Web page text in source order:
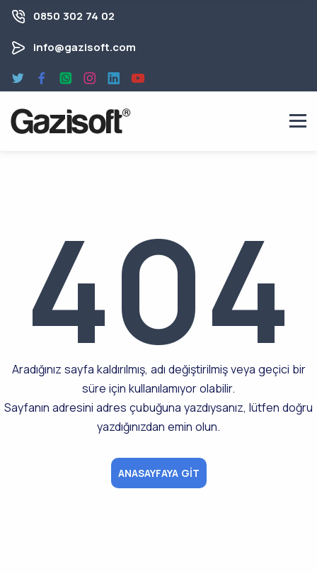
0850 302 74 02
info@gazisoft.com
404
Aradığınız sayfa kaldırılmış, adı değiştirilmiş veya geçici bir
süre için kullanılamıyor olabilir.
Sayfanın adresini adres çubuğuna yazdıysanız, lütfen doğru
yazdığınızdan emin olun.
ANASAYFAYA GİT